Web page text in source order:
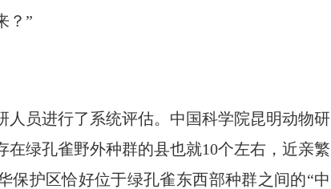
？”
员进行了系统评估。中国科学院昆明动物研
在绿孔雀野外种群的县也就10个左右，近亲繁
保护区恰好位于绿孔雀东西部种群之间的“中